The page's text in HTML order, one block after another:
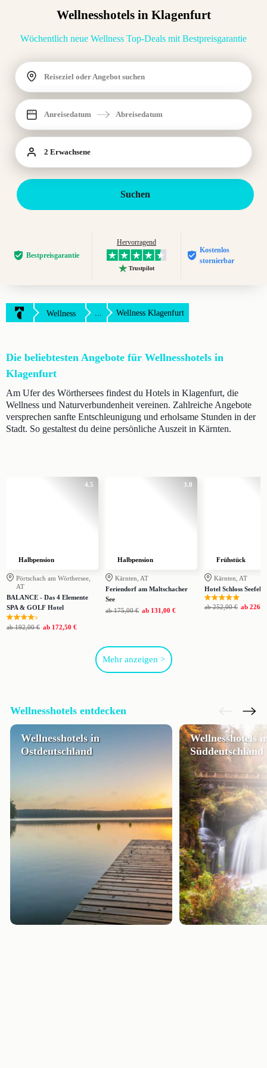
Wellnesshotels in Klagenfurt
Wöchentlich neue Wellness Top-Deals mit Bestpreisgarantie
Reiseziel oder Angebot suchen
Anreisedatum Abreisedatum
2 Erwachsene
Suchen
Bestpreis­garantie
Hervorragend
Trustpilot
Kostenlos
stornierbar
Wellness ... Wellness Klagenfurt
Die beliebtesten Angebote für Wellnesshotels in
Klagenfurt
Am Ufer des Wörthersees findest du Hotels in Klagenfurt, die
Wellness und Naturverbundenheit vereinen. Zahlreiche Angebote
versprechen sanfte Entschleunigung und erholsame Stunden in der
Stadt. So gestaltest du deine persönliche Auszeit in Kärnten.
4.5
Halbpension
Pörtschach am Wörthersee,
AT
BALANCE - Das 4 Elemente
SPA & GOLF Hotel
s
ab 192,00 € ab 172,50 €
3.0
Halbpension
Kärnten, AT
Feriendorf am Maltschacher
See
ab 175,00 € ab 131,00 €
Frühstück
Kärnten, AT
Hotel Schloss Seefels
ab 252,00 € ab
Mehr anzeigen >
Wellnesshotels entdecken
Wellnesshotels in
Ostdeutschland
Wellnesshotels
Süddeutschland